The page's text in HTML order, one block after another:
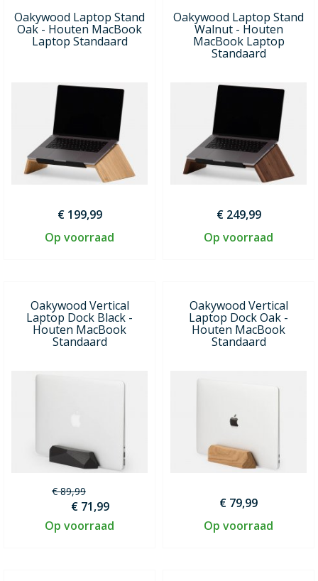
Oakywood Laptop Stand
Oak - Houten MacBook
Laptop Standaard
€ 199,99
Op voorraad
Oakywood Laptop Stand
Walnut - Houten
MacBook Laptop
Standaard
€ 249,99
Op voorraad
Oakywood Vertical
Laptop Dock Black -
Houten MacBook
Standaard
€ 89,99
€ 71,99
Op voorraad
Oakywood Vertical
Laptop Dock Oak -
Houten MacBook
Standaard
€ 79,99
Op voorraad